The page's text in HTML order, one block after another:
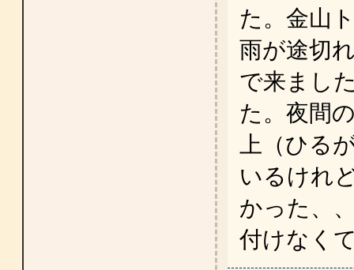
た。金山
雨が途切
で来まし
た。夜間
上（ひる
いるけれ
かった、
付けなく